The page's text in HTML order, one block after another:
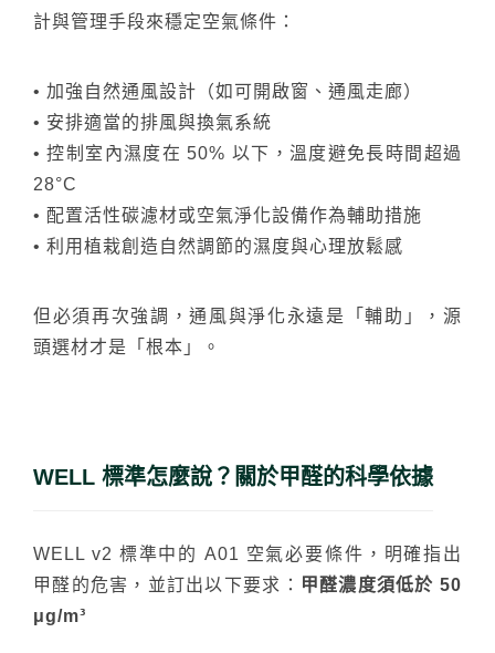
搜尋
熱門搜尋 太格AI報你知 隔音建材
ESG 碳足跡計算器
太格奧運五環 台灣綠建材
計與管理手段來穩定空氣條件：
• 加強自然通風設計（如可開啟窗、通風走廊）
• 安排適當的排風與換氣系統
• 控制室內濕度在 50% 以下，溫度避免長時間超過
28°C
• 配置活性碳濾材或空氣淨化設備作為輔助措施
• 利用植栽創造自然調節的濕度與心理放鬆感
但必須再次強調，通風與淨化永遠是「輔助」，源
頭選材才是「根本」。
WELL 標準怎麼說？關於甲醛的科學依據
WELL v2 標準中的 A01 空氣必要條件，明確指出
甲醛的危害，並訂出以下要求： 甲醛濃度須低於 50
μg/m³